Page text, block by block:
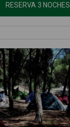
RESERVA 3 NOCHES